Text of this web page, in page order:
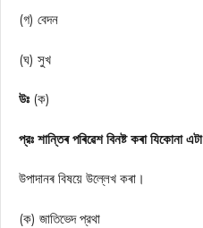
(গ) বেদন
(ঘ) সুখ
উঃ (ক)
প্রঃ শান্তিৰ পৰিৱেশ বিনষ্ট কৰা যিকোনা এটা
উপাদানৰ বিষয়ে উল্লেখ কৰা।
(ক) জাতিভেদ প্রথা